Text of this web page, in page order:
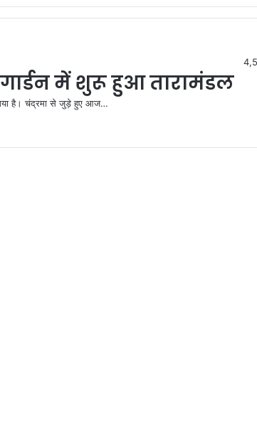
में शुरू हुआ तारामंडल
गया है। चंद्रमा से जुड़े हुए आज…